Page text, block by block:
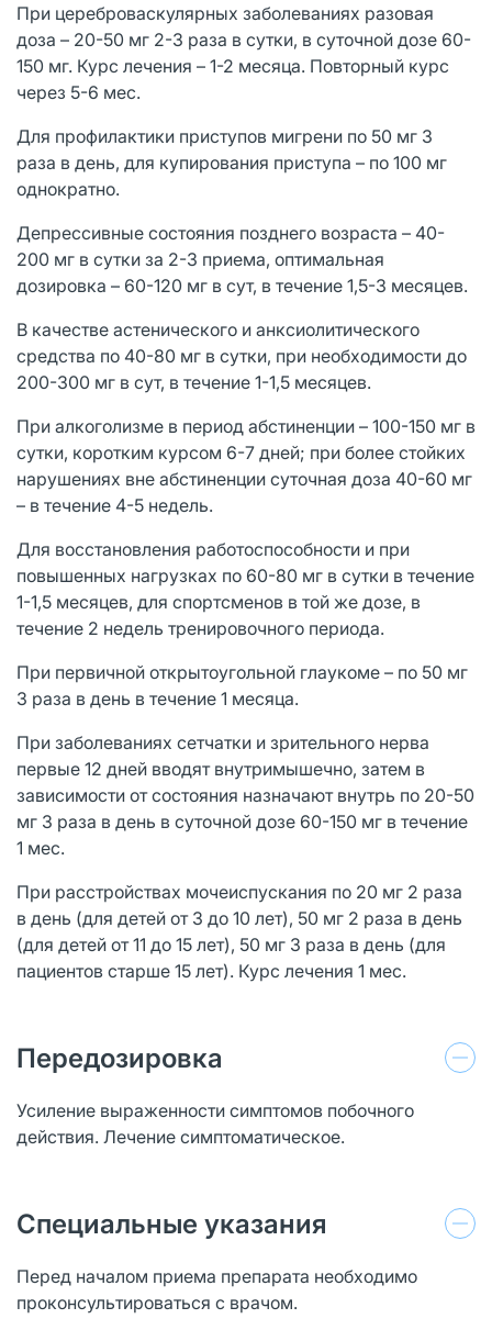
При цереброваскулярных заболеваниях разовая
доза – 20-50 мг 2-3 раза в сутки, в суточной дозе 60-
150 мг. Курс лечения – 1-2 месяца. Повторный курс
через 5-6 мес.
Для профилактики приступов мигрени по 50 мг 3
раза в день, для купирования приступа – по 100 мг
однократно.
Депрессивные состояния позднего возраста – 40-
200 мг в сутки за 2-3 приема, оптимальная
дозировка – 60-120 мг в сут, в течение 1,5-3 месяцев.
В качестве астенического и анксиолитического
средства по 40-80 мг в сутки, при необходимости до
200-300 мг в сут, в течение 1-1,5 месяцев.
При алкоголизме в период абстиненции – 100-150 мг в
сутки, коротким курсом 6-7 дней; при более стойких
нарушениях вне абстиненции суточная доза 40-60 мг
– в течение 4-5 недель.
Для восстановления работоспособности и при
повышенных нагрузках по 60-80 мг в сутки в течение
1-1,5 месяцев, для спортсменов в той же дозе, в
течение 2 недель тренировочного периода.
При первичной открытоугольной глаукоме – по 50 мг
3 раза в день в течение 1 месяца.
При заболеваниях сетчатки и зрительного нерва
первые 12 дней вводят внутримышечно, затем в
зависимости от состояния назначают внутрь по 20-50
мг 3 раза в день в суточной дозе 60-150 мг в течение
1 мес.
При расстройствах мочеиспускания по 20 мг 2 раза
в день (для детей от 3 до 10 лет), 50 мг 2 раза в день
(для детей от 11 до 15 лет), 50 мг 3 раза в день (для
пациентов старше 15 лет). Курс лечения 1 мес.
Передозировка
Усиление выраженности симптомов побочного
действия. Лечение симптоматическое.
Специальные указания
Перед началом приема препарата необходимо
проконсультироваться с врачом.